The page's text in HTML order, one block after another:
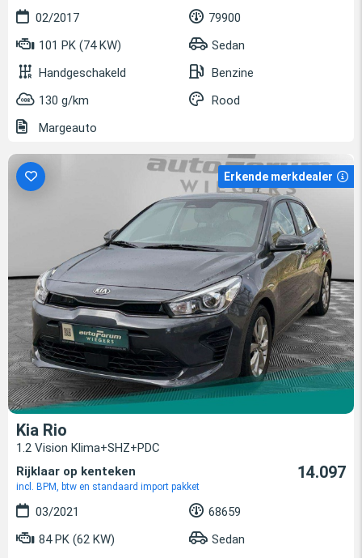
02/2017
79900
101 PK (74 KW)
Sedan
Handgeschakeld
Benzine
130 g/km
Rood
Margeauto
Erkende merkdealer
Kia Rio
1.2 Vision Klima+SHZ+PDC
Rijklaar op kenteken
incl. BPM, btw en standaard import pakket
14.097
03/2021
68659
84 PK (62 KW)
Sedan